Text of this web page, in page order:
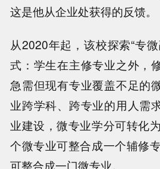
这是他从企业处获得的反馈。
从2020年起，该校探索“专
式：学生在主修专业之外，
急需但现有专业覆盖不足的
业跨学科、跨专业的用人需
业建设，微专业学分可转化
个微专业可整合成一个辅修